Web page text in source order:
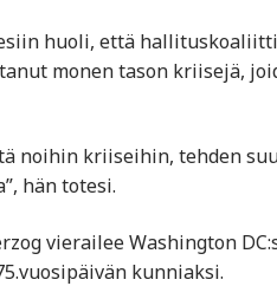
huoli, että
monen tason kriisejä,
noihin kriiseihin, tehden
hän totesi.
vierailee Washington
kunniaksi.